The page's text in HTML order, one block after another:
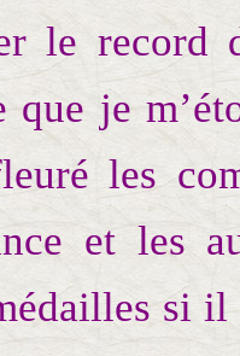
le record
que je
les
et les
si